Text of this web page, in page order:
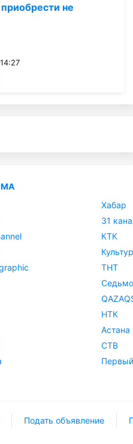
не
Хабар
31
КТК
ТНТ
НТК
Астана
СТВ
Подать объявление